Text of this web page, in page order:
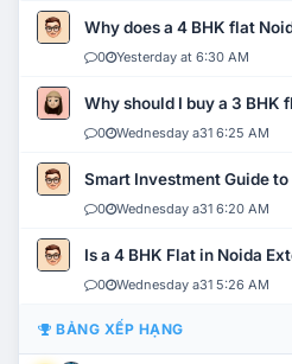
Why does a 4 BHK flat
0 Yesterday at 6:30 AM
Why should I buy a 3 BHK
0 Wednesday a31 6:25 AM
Smart Investment Guide
0 Wednesday a31 6:20 AM
Is a 4 BHK Flat in Noida
0 Wednesday a31 5:26 AM
BẢNG XẾP HẠNG